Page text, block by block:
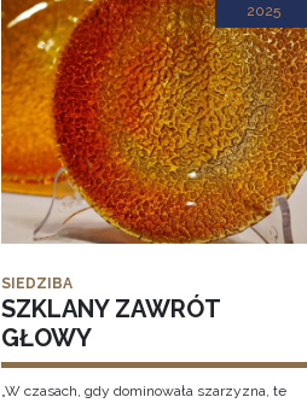
2025
SIEDZIBA
SZKLANY ZAWRÓT
GŁOWY
„W czasach, gdy dominowała szarzyzna, te